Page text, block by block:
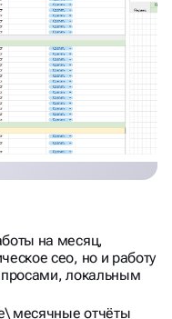
локальным
месячные отчёты